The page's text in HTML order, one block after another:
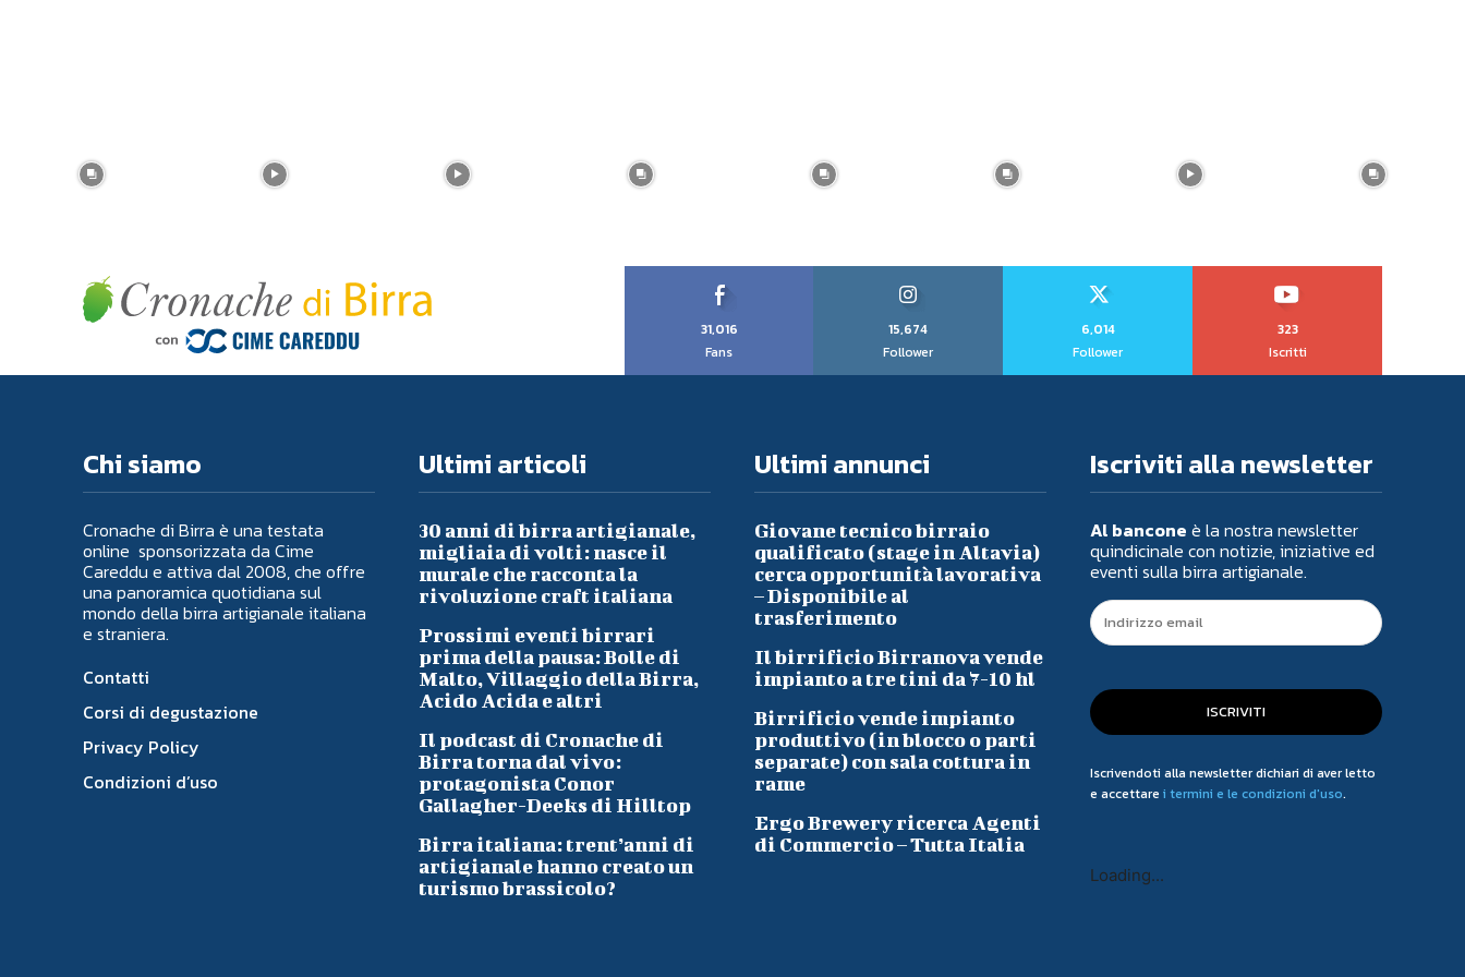
31,016
Fans
15,674
Follower
6,014
Follower
323
Iscritti
Chi siamo
Cronache di Birra è una testata
online sponsorizzata da Cime
Careddu e attiva dal 2008, che offre
una panoramica quotidiana sul
mondo della birra artigianale italiana
e straniera.
Contatti
Corsi di degustazione
Privacy Policy
Condizioni d’uso
Ultimi articoli
30 anni di birra artigianale,
migliaia di volti: nasce il
murale che racconta la
rivoluzione craft italiana
Prossimi eventi birrari
prima della pausa: Bolle di
Malto, Villaggio della Birra,
Acido Acida e altri
Il podcast di Cronache di
Birra torna dal vivo:
protagonista Conor
Gallagher-Deeks di Hilltop
Birra italiana: trent’anni di
artigianale hanno creato un
turismo brassicolo?
Ultimi annunci
Giovane tecnico birraio
qualificato (stage in Altavia)
cerca opportunità lavorativa
– Disponibile al
trasferimento
Il birrificio Birranova vende
impianto a tre tini da 7-10 hl
Birrificio vende impianto
produttivo (in blocco o parti
separate) con sala cottura in
rame
Ergo Brewery ricerca Agenti
di Commercio – Tutta Italia
Iscriviti alla newsletter
Al bancone è la nostra newsletter
quindicinale con notizie, iniziative ed
eventi sulla birra artigianale.
ISCRIVITI
Iscrivendoti alla newsletter dichiari di aver letto
e accettare i termini e le condizioni d'uso.
Loading...